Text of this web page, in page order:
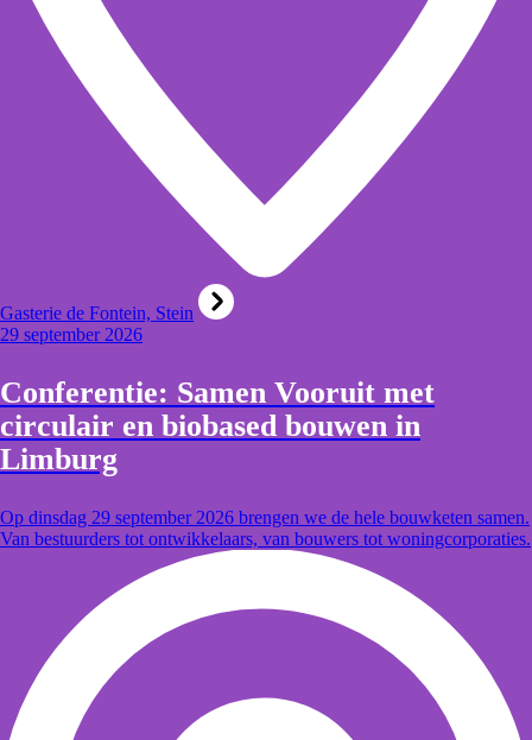
Gasterie de Fontein, Stein
29 september 2026
Conferentie: Samen Vooruit met
circulair en biobased bouwen in
Limburg
Op dinsdag 29 september 2026 brengen we de hele bouwketen samen.
Van bestuurders tot ontwikkelaars, van bouwers tot woningcorporaties.